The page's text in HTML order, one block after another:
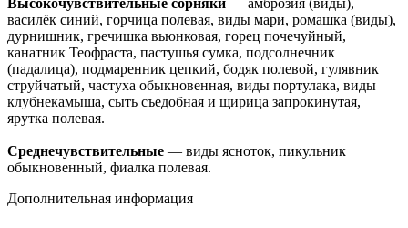
Высокочувствительные сорняки — амброзия (виды),
василёк синий, горчица полевая, виды мари, ромашка (виды),
дурнишник, гречишка вьюнковая, горец почечуйный,
канатник Теофраста, пастушья сумка, подсолнечник
(падалица), подмаренник цепкий, бодяк полевой, гулявник
струйчатый, частуха обыкновенная, виды портулака, виды
клубнекамыша, сыть съедобная и щирица запрокинутая,
ярутка полевая.
Среднечувствительные — виды ясноток, пикульник
обыкновенный, фиалка полевая.
Дополнительная информация